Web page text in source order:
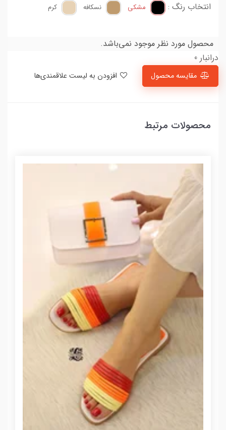
انتخاب رنگ : مشکی نسکافه کرم
محصول مورد نظر موجود نمی‌باشد.
درانبار 0
مقایسه محصول
محصولات مرتبط